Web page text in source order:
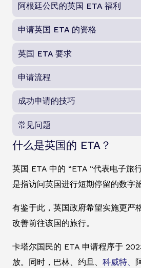
阿根廷公民的英国 ETA 福利
申请英国 ETA 的资格
英国 ETA 要求
申请流程
成功申请的技巧
常见问题
什么是英国的 ETA？
英国 ETA 中的 “ETA “代表电子旅
是指访问英国进行短期停留的数字
有鉴于此，英国政府希望实施更严
改善前往该国的旅行。
卡塔尔国民的 ETA 申请程序于
放。同时，巴林、约旦、 科威特、